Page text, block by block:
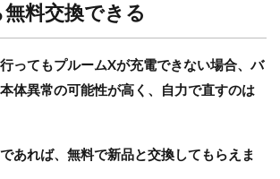
料交換できる
ってもプルームXが充電できない場合、バ
体異常の可能性が高く、自力で直すのは
あれば、無料で新品と交換してもらえま